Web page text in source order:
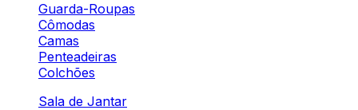
Guarda-Roupas
Cômodas
Camas
Penteadeiras
Colchões
Sala de Jantar